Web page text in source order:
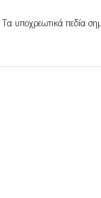
Τα υποχρεωτικά πεδία